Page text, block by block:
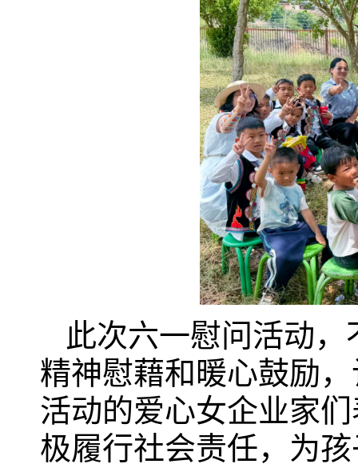
此次六一慰问活动
精神慰藉和暖心鼓励
活动的爱心女企业家
极履行社会责任，为